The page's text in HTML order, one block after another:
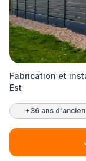
Fabrication et
Est
+36 ans